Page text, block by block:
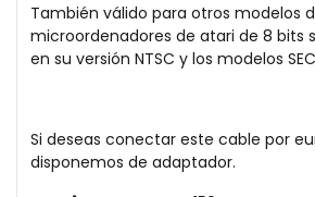
También válido para otros modelos
microordenadores de atari de 8 bits
en su versión NTSC y los modelos
Si deseas conectar este cable por
disponemos de adaptador.